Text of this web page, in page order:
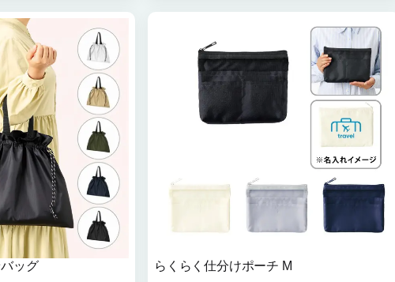
ッグ らくらく仕分けポーチ M